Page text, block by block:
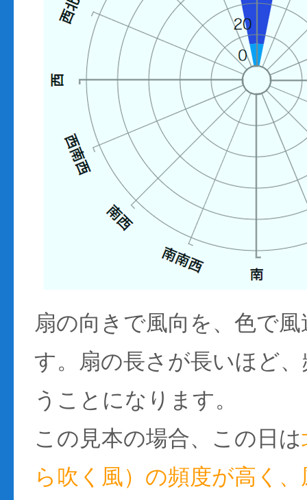
扇の向きで風向を、色で
す。扇の長さが長いほど
うことになります。
この見本の場合、この日は
ら吹く風）の頻度が高く